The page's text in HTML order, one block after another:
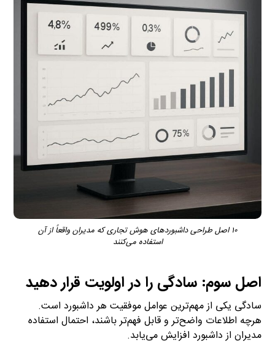
۱۰ اصل طراحی داشبوردهای هوش تجاری که مدیران واقعاً از آن
استفاده می‌کنند
اصل سوم: سادگی را در اولویت قرار دهید
سادگی یکی از مهم‌ترین عوامل موفقیت هر داشبورد است.
هرچه اطلاعات واضح‌تر و قابل فهم‌تر باشند، احتمال استفاده
مدیران از داشبورد افزایش می‌یابد.